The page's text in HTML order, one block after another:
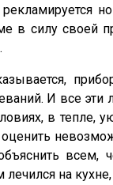
в силу своей
И все
в тепле,
всем,
на